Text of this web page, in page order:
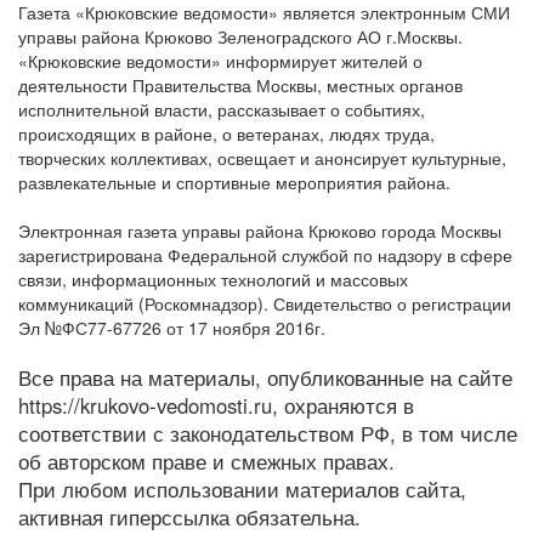
Газета «Крюковские ведомости» является электронным СМИ
управы района Крюково Зеленоградского АО г.Москвы.
«Крюковские ведомости» информирует жителей о
деятельности Правительства Москвы, местных органов
исполнительной власти, рассказывает о событиях,
происходящих в районе, о ветеранах, людях труда,
творческих коллективах, освещает и анонсирует культурные,
развлекательные и спортивные мероприятия района.
Электронная газета управы района Крюково города Москвы
зарегистрирована Федеральной службой по надзору в сфере
связи, информационных технологий и массовых
коммуникаций (Роскомнадзор). Свидетельство о регистрации
Эл №ФС77-67726 от 17 ноября 2016г.
Все права на материалы, опубликованные на сайте
https://krukovo-vedomosti.ru, охраняются в
соответствии с законодательством РФ, в том числе
об авторском праве и смежных правах.
При любом использовании материалов сайта,
активная гиперссылка обязательна.